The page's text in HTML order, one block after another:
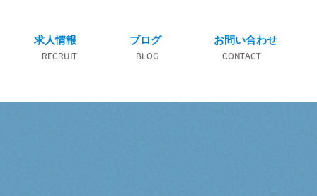
求人情報 ブログ お問い合わせ
RECRUIT BLOG CONTACT